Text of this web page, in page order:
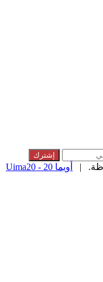
أويما 20 - Uima20